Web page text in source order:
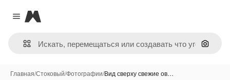
Close menu
Magnific
Поиск
Главная/Стоковый/Фотографии/Вид сверху свежие ов…